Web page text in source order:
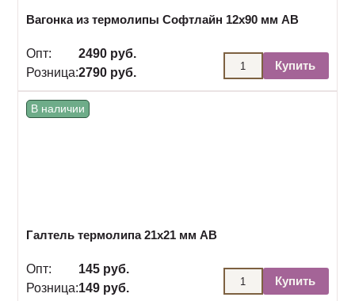
Вагонка из термолипы Софтлайн 12х90 мм АВ
Опт:
2490 руб.
Розница:2790 руб.
Купить
В наличии
Галтель термолипа 21х21 мм АВ
Опт:
145 руб.
Розница:149 руб.
Купить